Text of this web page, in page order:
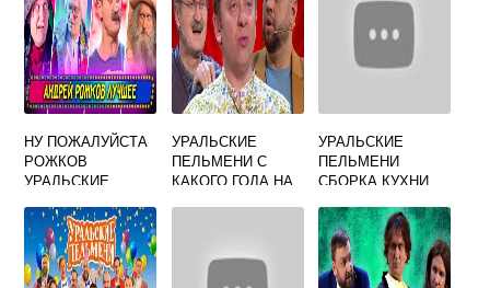
НУ ПОЖАЛУЙСТА
РОЖКОВ
УРАЛЬСКИЕ
УРАЛЬСКИЕ
ПЕЛЬМЕНИ С
КАКОГО ГОДА НА
УРАЛЬСКИЕ
ПЕЛЬМЕНИ
СБОРКА КУХНИ
РОЖКОВ